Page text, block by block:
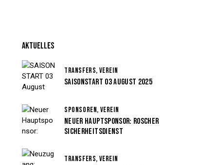
AKTUELLES
TRANSFERS, VEREIN
SAISONSTART 03 AUGUST 2025
SPONSOREN, VEREIN
NEUER HAUPTSPONSOR: ROSCHER
SICHERHEITSDIENST
TRANSFERS, VEREIN